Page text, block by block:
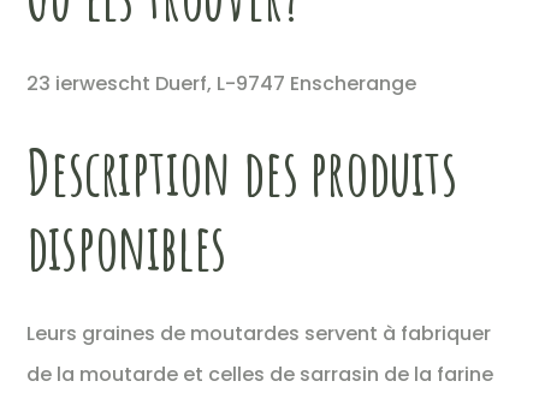
23 ierwescht Duerf, L-9747 Enscherange
Description des produits
disponibles
Leurs graines de moutardes servent à fabriquer
de la moutarde et celles de sarrasin de la farine